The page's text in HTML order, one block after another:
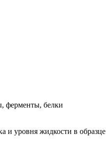
ферменты, белки
и уровня жидкости в образце